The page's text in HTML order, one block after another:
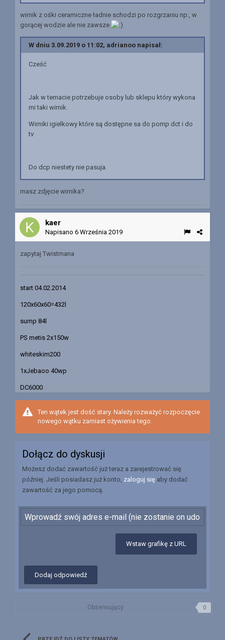
wirnik z ośki ceramiczne ładnie schodzi po rozgrzaniu np:, w
gorącej wodzie ale nie zawsze
W dniu 3.09.2019 o 11:02, adrianoo napisał:
Cześć
Jak w temacie potrzebuje osoby lub sklepu który wykona
mi taki wirnik.
Wirniki igielkowy które są dostępne sa do pomp dct i do
tv
Do dcp niestety nie pasuja.
masz zdjęcie wirnika?
kaer
Napisano 6 Września 2019
zapytaj Twistmana
start 04.02.2014
120x60x60=432l
sump 84l
PS metis 2x150w
whiteskim200
1xJebaoo 40wp
DC6000
Ten wątek jest dość stary. Należy rozważyć rozpoczęcie
nowego wątku zamiast ożywienia tego.
Dołącz do dyskusji
Możesz dodać zawartość już teraz a zarejestrować się
później. Jeśli posiadasz już konto, zaloguj się aby dodać
zawartość za jego pomocą.
Wstaw grafikę z URL
Dodaj odpowiedź
Obserwujący 0